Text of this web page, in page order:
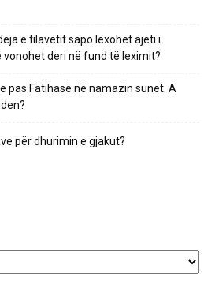
e tilavetit sapo lexohet ajeti i
vonohet deri në fund të leximit?
pas Fatihasë në namazin sunet. A
për dhurimin e gjakut?